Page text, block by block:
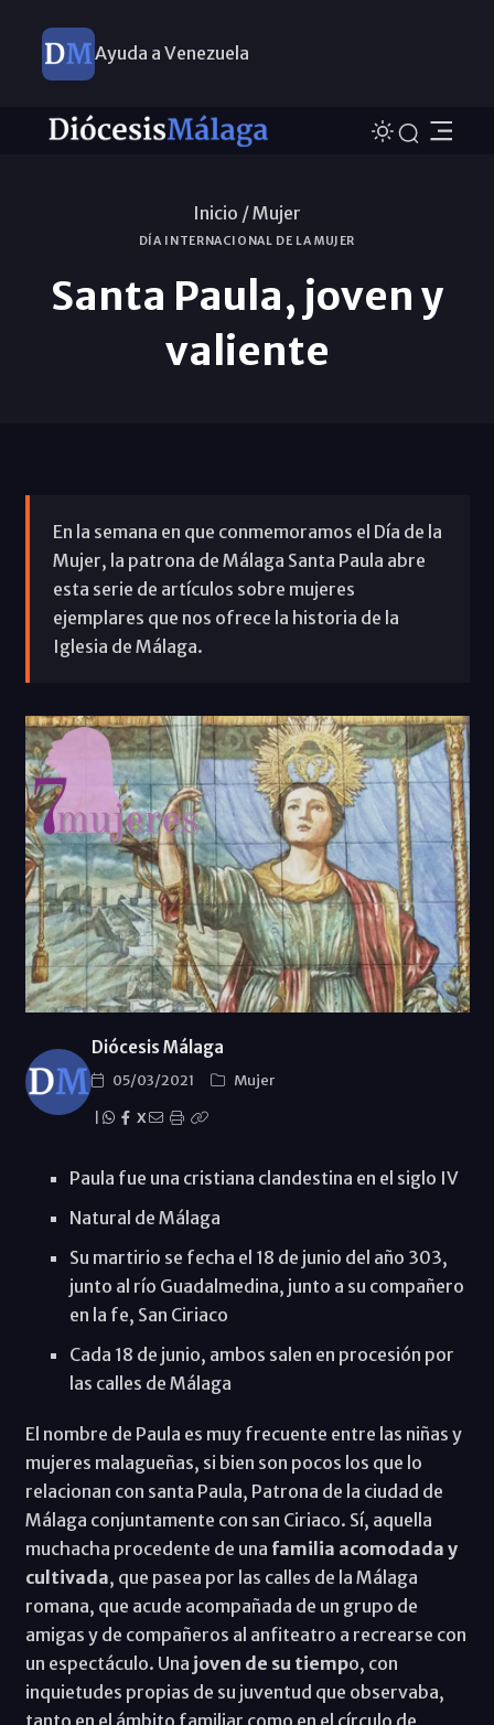
Ayuda a Venezuela
Inicio /Mujer
DÍA INTERNACIONAL DE LA MUJER
Santa Paula, joven y
valiente
En la semana en que conmemoramos el Día de la
Mujer, la patrona de Málaga Santa Paula abre
esta serie de artículos sobre mujeres
ejemplares que nos ofrece la historia de la
Iglesia de Málaga.
Diócesis Málaga
05/03/2021
Mujer
X
Paula fue una cristiana clandestina en el siglo IV
Natural de Málaga
Su martirio se fecha el 18 de junio del año 303,
junto al río Guadalmedina, junto a su compañero
en la fe, San Ciriaco
Cada 18 de junio, ambos salen en procesión por
las calles de Málaga
El nombre de Paula es muy frecuente entre las niñas y
mujeres malagueñas, si bien son pocos los que lo
relacionan con santa Paula, Patrona de la ciudad de
Málaga conjuntamente con san Ciriaco. Sí, aquella
muchacha procedente de una familia acomodada y
cultivada, que pasea por las calles de la Málaga
romana, que acude acompañada de un grupo de
amigas y de compañeros al anfiteatro a recrearse con
un espectáculo. Una joven de su tiempo, con
inquietudes propias de su juventud que observaba,
tanto en el ámbito familiar como en el círculo de